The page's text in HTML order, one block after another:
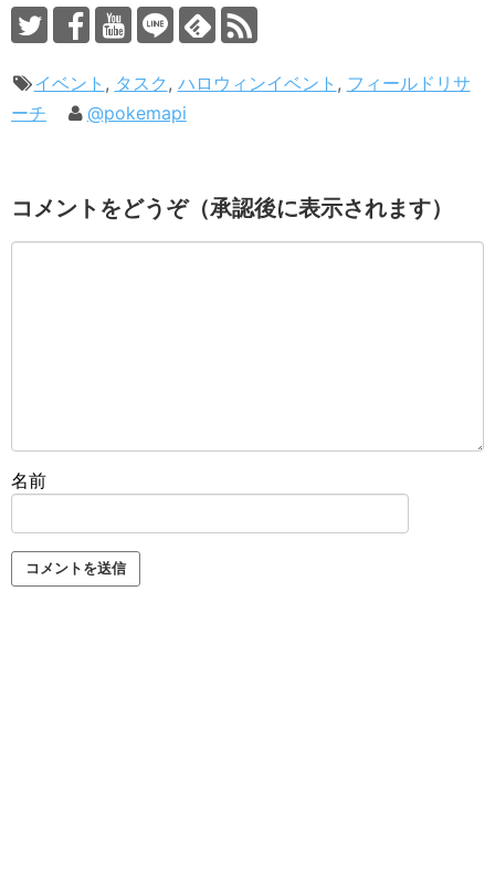
イベント , タスク , ハロウィンイベント , フィールドリサ
ーチ
@pokemapi
コメントをどうぞ（承認後に表示されます）
名前